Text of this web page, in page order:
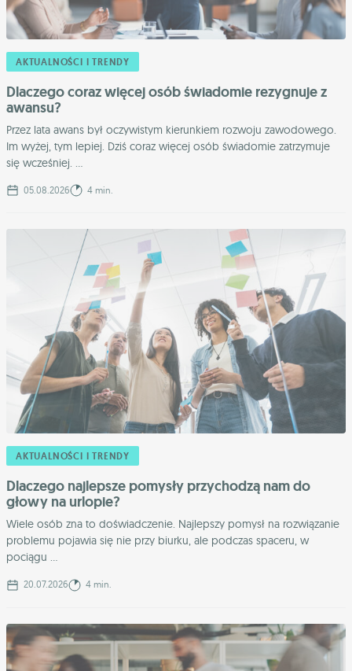
AKTUALNOŚCI I TRENDY
Dlaczego coraz więcej osób świadomie rezygnuje z
awansu?
Przez lata awans był oczywistym kierunkiem rozwoju zawodowego.
Im wyżej, tym lepiej. Dziś coraz więcej osób świadomie zatrzymuje
się wcześniej. ...
05.08.2026 4 min.
AKTUALNOŚCI I TRENDY
Dlaczego najlepsze pomysły przychodzą nam do
głowy na urlopie?
Wiele osób zna to doświadczenie. Najlepszy pomysł na rozwiązanie
problemu pojawia się nie przy biurku, ale podczas spaceru, w
pociągu ...
20.07.2026 4 min.